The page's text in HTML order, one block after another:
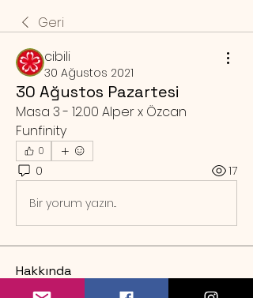
Geri
cibili
30 Ağustos 2021
30 Ağustos Pazartesi
Masa 3 - 12.00 Alper x Özcan
Funfinity
0
0 17
Bir yorum yazın...
Hakkında
Örnek rezervasyon mesajı Sa